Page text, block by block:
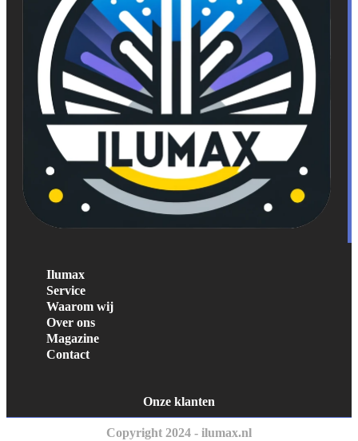
Ilumax
Service
Waarom wij
Over ons
Magazine
Contact
Onze klanten
Copyright 2024 - ilumax.nl